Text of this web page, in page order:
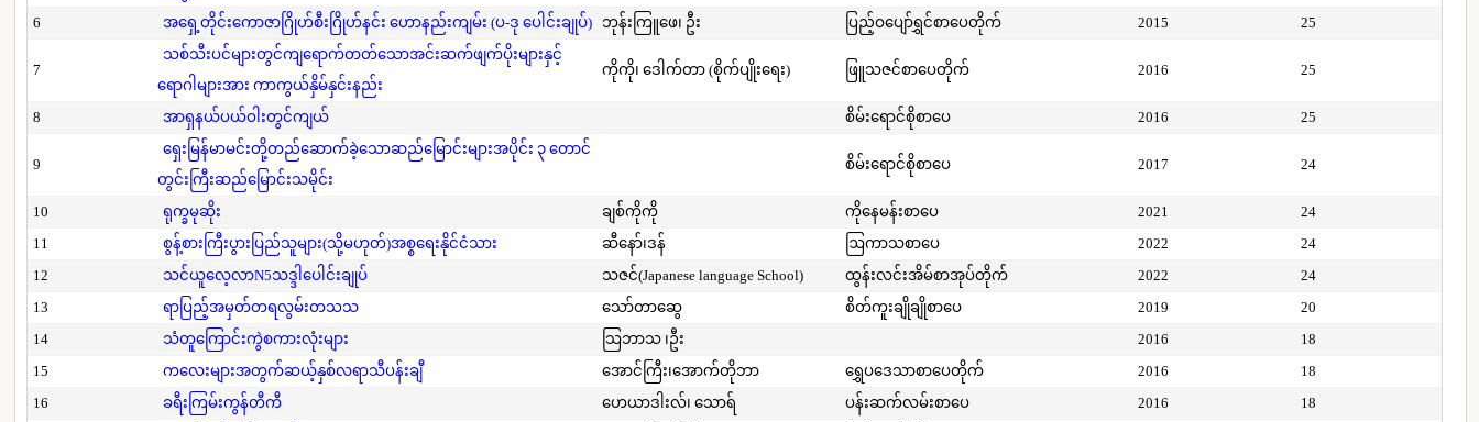
6 အရှေ့တိုင်းကောဇာဂြိုဟ်စီးဂြိုဟ်နင်း ဟောနည်းကျမ်း (ပ-ဒု ပေါင်းချုပ်) ဘုန်းကြူဖေ၊ ဦး ပြည့်ဝပျော်ရွှင်စာပေတိုက် 2015 25
7
သစ်သီးပင်များတွင်ကျရောက်တတ်သောအင်းဆက်ဖျက်ပိုးများနှင့်
ရောဂါများအား ကာကွယ်နှိမ်နှင်းနည်း
ကိုကို၊ ဒေါက်တာ (စိုက်ပျိုးရေး) ဖြူသဇင်စာပေတိုက် 2016 25
8 အာရှနယ်ပယ်ဝါးတွင်ကျယ် စိမ်းရောင်စိုစာပေ 2016 25
9
ရှေးမြန်မာမင်းတို့တည်ဆောက်ခဲ့သောဆည်မြောင်းများအပိုင်း ၃ တောင်
တွင်းကြီးဆည်မြောင်းသမိုင်း
စိမ်းရောင်စိုစာပေ 2017 24
10 ရုက္ခမုဆိုး ချစ်ကိုကို ကိုနေမန်းစာပေ 2021
24
11
စွန့်စားကြီးပွားပြည်သူများ(သို့မဟုတ်)အစ္စရေးနိုင်ငံသား ဆီနော်၊ဒန် ဩကာသစာပေ 2022
24
12
သင်ယူလေ့လာN5သဒ္ဒါပေါင်းချုပ် သဇင်(Japanese language School) ထွန်းလင်းအိမ်စာအုပ်တိုက် 2022
24
13
ရာပြည့်အမှတ်တရလွမ်းတသသ သော်တာဆွေ စိတ်ကူးချိုချိုစာပေ 2019
20
14
သံတူကြောင်းကွဲစကားလုံးများ သြဘာသ ၊ဦး 2016
18
15
ကလေးများအတွက်ဆယ့်နှစ်လရာသီပန်းချီ အောင်ကြီး၊အောက်တိုဘာ ရွှေပဒေသာစာပေတိုက် 2016
18
16
ခရီးကြမ်းကွန်တီကီ ဟေယာဒါးလ်၊ သောရ် ပန်းဆက်လမ်းစာပေ 2016
18